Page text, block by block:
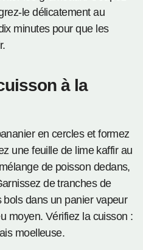
le délicatement au
minutes pour que les
à la
en cercles et formez
une feuille de lime kaffir au
de poisson dedans,
de tranches de
dans un panier vapeur
moyen. Vérifiez la cuisson :
moelleuse.